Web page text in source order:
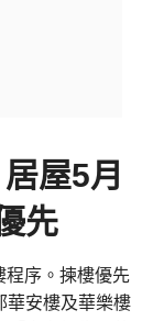
屋5月
先
程序。揀樓優先
華安樓及華樂樓